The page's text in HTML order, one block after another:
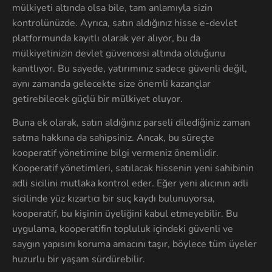
mülkiyeti altında olsa bile, tam anlamıyla sizin
kontrolünüzde. Ayrıca, satın aldığınız hisse e-devlet
platformunda kayıtlı olarak yer alıyor, bu da
mülkiyetinizin devlet güvencesi altında olduğunu
kanıtlıyor. Bu sayede, yatırımınız sadece güvenli değil,
aynı zamanda gelecekte size önemli kazançlar
getirebilecek güçlü bir mülkiyet oluyor.
Buna ek olarak, satın aldığınız parseli dilediğiniz zaman
satma hakkına da sahipsiniz. Ancak, bu süreçte
kooperatif yönetimine bilgi vermeniz önemlidir.
Kooperatif yönetimleri, satılacak hissenin yeni sahibinin
adli sicilini mutlaka kontrol eder. Eğer yeni alıcının adli
sicilinde yüz kızartıcı bir suç kaydı bulunuyorsa,
kooperatif, bu kişinin üyeliğini kabul etmeyebilir. Bu
uygulama, kooperatifin topluluk içindeki güvenli ve
saygın yapısını koruma amacını taşır, böylece tüm üyeler
huzurlu bir yaşam sürdürebilir.